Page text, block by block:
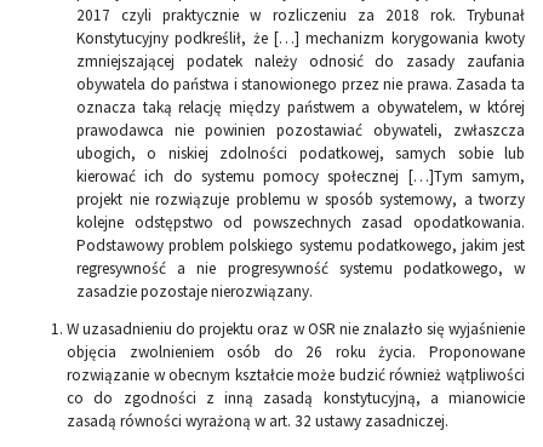
2017 czyli praktycznie w rozliczeniu za 2018 rok. Trybunał
Konstytucyjny podkreślił, że […] mechanizm korygowania kwoty
zmniejszającej podatek należy odnosić do zasady zaufania
obywatela do państwa i stanowionego przez nie prawa. Zasada ta
oznacza taką relację między państwem a obywatelem, w której
prawodawca nie powinien pozostawiać obywateli, zwłaszcza
ubogich, o niskiej zdolności podatkowej, samych sobie lub
kierować ich do systemu pomocy społecznej […]Tym samym,
projekt nie rozwiązuje problemu w sposób systemowy, a tworzy
kolejne odstępstwo od powszechnych zasad opodatkowania.
Podstawowy problem polskiego systemu podatkowego, jakim jest
regresywność a nie progresywność systemu podatkowego, w
zasadzie pozostaje nierozwiązany.
W uzasadnieniu do projektu oraz w OSR nie znalazło się wyjaśnienie
objęcia zwolnieniem osób do 26 roku życia. Proponowane
rozwiązanie w obecnym kształcie może budzić również wątpliwości
co do zgodności z inną zasadą konstytucyjną, a mianowicie
zasadą równości wyrażoną w art. 32 ustawy zasadniczej.